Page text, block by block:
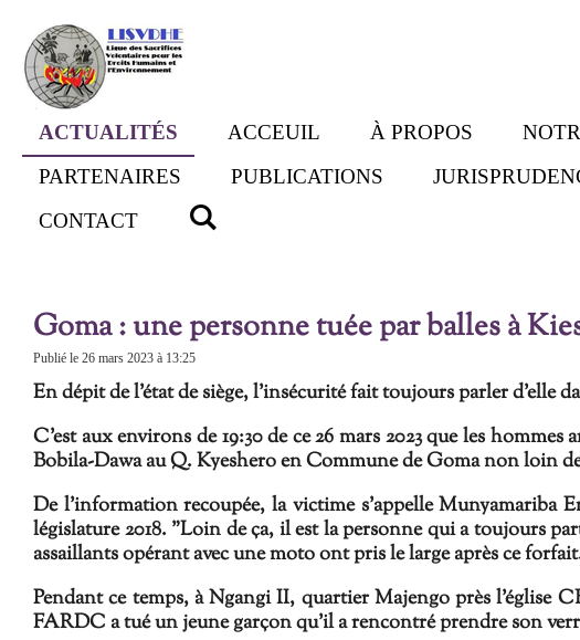
contenu
principal
ACTUALITÉS ACCEUIL À PROPOS
PARTENAIRES
PUBLICATIONS
CONTACT
Goma : une personne tuée par balles à
Publié le 26 mars 2023 à 13:25
En dépit de l'état de siège, l’insécurité fait toujours parler d’elle
C'est aux environs de 19:30 de ce 26 mars 2023 que les
Bobila-Dawa au Q. Kyeshero en Commune de Goma non loin
De l'information recoupée, la victime s'appelleMunyamariba
législature 2018. "Loin de ça, il est la personne qui a toujours
assaillants opérant avec une motoont pris le large après ce
Pendant ce temps, à Ngangi II, quartier Majengo près l'église
FARDC a tué un jeune garçon qu'il a rencontré prendre son